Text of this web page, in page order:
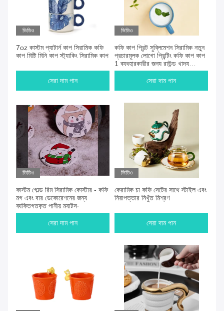
ভিডিও
7oz কাস্টম প্যাটার্ন কাপ সিরামিক কফি
কাপ মিষ্টি মিনি কাপ স্ট্যাকিং সিরামিক কাপ
সেরা দাম পান
ভিডিও
কফি কাপ প্রিন্ট সুব্লিমেশন সিরামিক নতুন
প্রচারমূলক লোগো প্রিন্টিং কফি কাপ কাপ
1 ব্যবহারকারীর জন্য রাউন্ড খাদ্য
নিরাপত্তা কাস্টম
সেরা দাম পান
ভিডিও
কাস্টম গোল্ড রিম সিরামিক কোস্টার - কফি
মগ এবং বার ডেকোরেশনের জন্য
ব্যক্তিগতকৃত পানীয় ম্যাটস∙
সেরা দাম পান
ভিডিও
কেরামিক চা কফি সেটের সাথে স্টাইল এবং
নিরাপত্তার নিখুঁত মিশ্রণ
সেরা দাম পান